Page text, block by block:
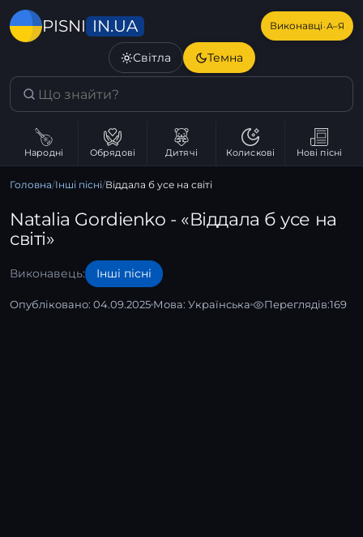
PISNI IN.UA Виконавці·А–Я
Світла Темна
Народні Обрядові Дитячі Колискові Нові пісні
Головна/Інші пісні/Віддала б усе на світі
Natalia Gordienko - «Віддала б усе на
світі»
Виконавець: Інші пісні
Опубліковано: 04.09.2025 Мова: Українська Переглядів:169